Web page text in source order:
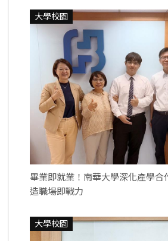
大學校園
畢業即就業！南華大學深化產學
造職場即戰力
大學校園